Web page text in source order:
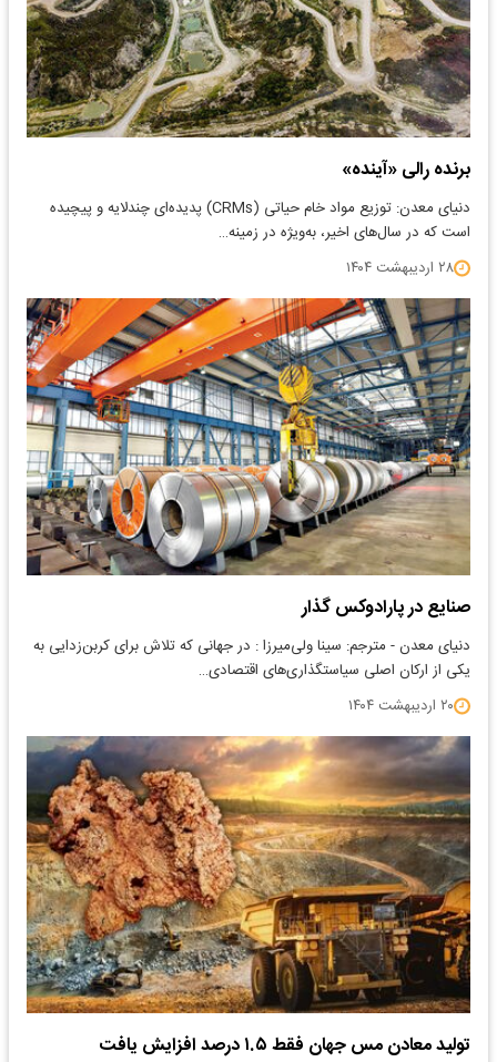
برنده رالی «آینده»
دنیای معدن: توزیع مواد خام حیاتی (CRMs) پدیده‌‌ای چندلایه و پیچیده
است که در سال‌های اخیر، به‌‌ویژه در زمینه…
۲۸ اردیبهشت ۱۴۰۴
صنایع در پارادوکس گذار
دنیای معدن - مترجم: سینا ولی‌میرزا : در جهانی که تلاش برای کربن‌‌‌زدایی به
یکی از ارکان اصلی سیاستگذاری‌‌‌های اقتصادی…
۲۰ اردیبهشت ۱۴۰۴
تولید معادن مس جهان فقط ۱.۵ درصد افزایش یافت